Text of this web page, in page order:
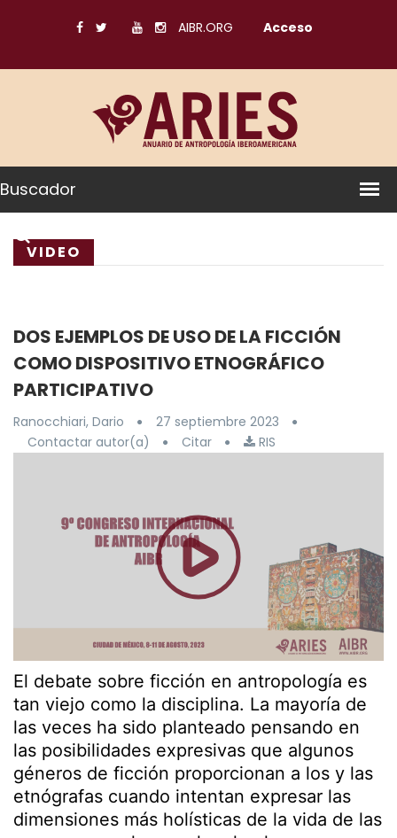
AIBR.ORG Acceso
Buscador
VIDEO
DOS EJEMPLOS DE USO DE LA FICCIÓN
COMO DISPOSITIVO ETNOGRÁFICO
PARTICIPATIVO
Ranocchiari, Dario
27 septiembre 2023
Contactar autor(a)
Citar RIS
El debate sobre ficción en antropología es
tan viejo como la disciplina. La mayoría de
las veces ha sido planteado pensando en
las posibilidades expresivas que algunos
géneros de ficción proporcionan a los y las
etnógrafas cuando intentan expresar las
dimensiones más holísticas de la vida de las